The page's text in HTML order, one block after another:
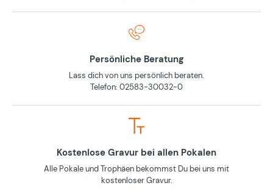
Persönliche Beratung
Lass dich von uns persönlich beraten.
Telefon: 02583-30032-0
Kostenlose Gravur bei allen Pokalen
Alle Pokale und Trophäen bekommst Du bei uns mit
kostenloser Gravur.